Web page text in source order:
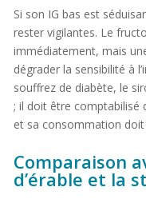
Si son IG bas est
rester vigilantes. Le
immédiatement, mais
dégrader la sensibilité à
souffrez de diabète, le
; il doit être comptabilisé
et sa consommation
Comparaison
d’érable et la